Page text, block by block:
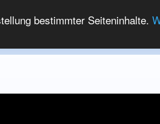
bestimmter Seiteninhalte.